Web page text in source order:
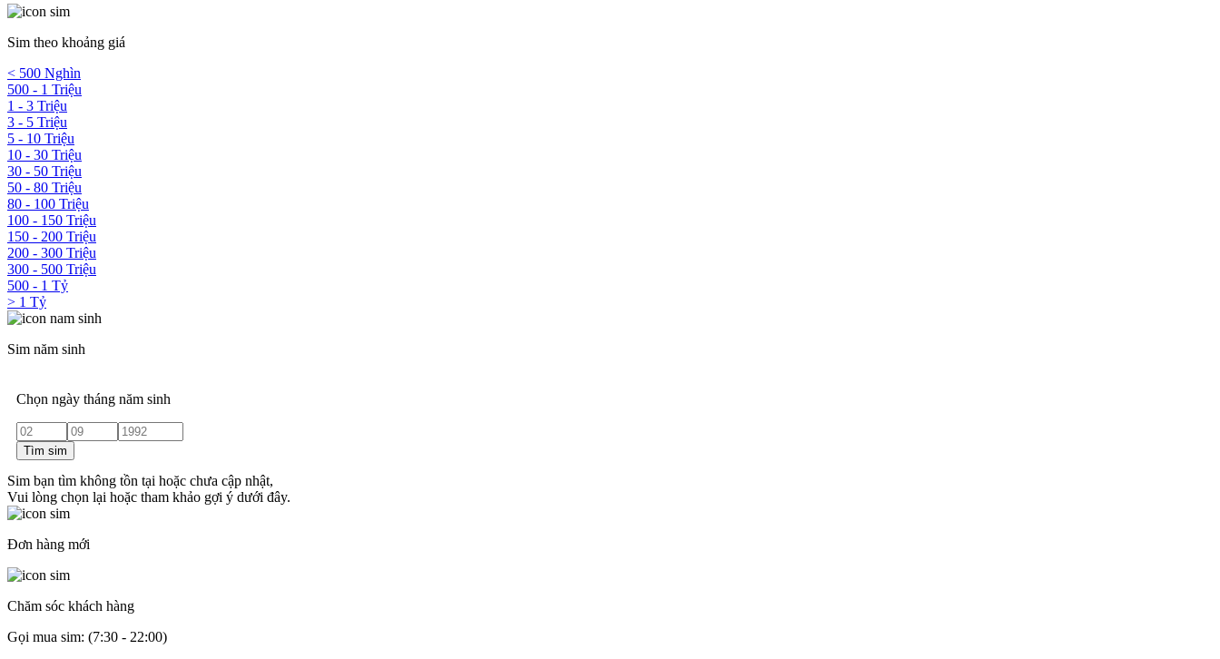
Sim theo khoảng giá
< 500 Nghìn
500 - 1 Triệu
1 - 3 Triệu
3 - 5 Triệu
5 - 10 Triệu
10 - 30 Triệu
30 - 50 Triệu
50 - 80 Triệu
80 - 100 Triệu
100 - 150 Triệu
150 - 200 Triệu
200 - 300 Triệu
300 - 500 Triệu
500 - 1 Tỷ
> 1 Tỷ
Sim năm sinh
Chọn ngày tháng năm sinh
Tìm sim
Sim bạn tìm không tồn tại hoặc chưa cập nhật,
Vui lòng chọn lại hoặc tham khảo gợi ý dưới đây.
Đơn hàng mới
Chăm sóc khách hàng
Gọi mua sim: (7:30 - 22:00)